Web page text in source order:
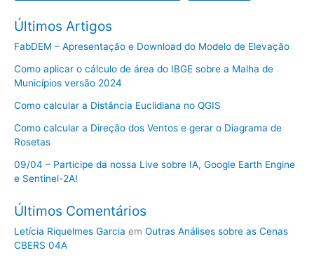
Últimos Artigos
FabDEM – Apresentação e Download do Modelo de Elevação
Como aplicar o cálculo de área do IBGE sobre a Malha de
Municípios versão 2024
Como calcular a Distância Euclidiana no QGIS
Como calcular a Direção dos Ventos e gerar o Diagrama de
Rosetas
09/04 – Participe da nossa Live sobre IA, Google Earth Engine
e Sentinel-2A!
Últimos Comentários
Letícia Riquelmes Garcia em Outras Análises sobre as Cenas
CBERS 04A